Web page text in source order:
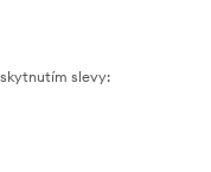
slevy: